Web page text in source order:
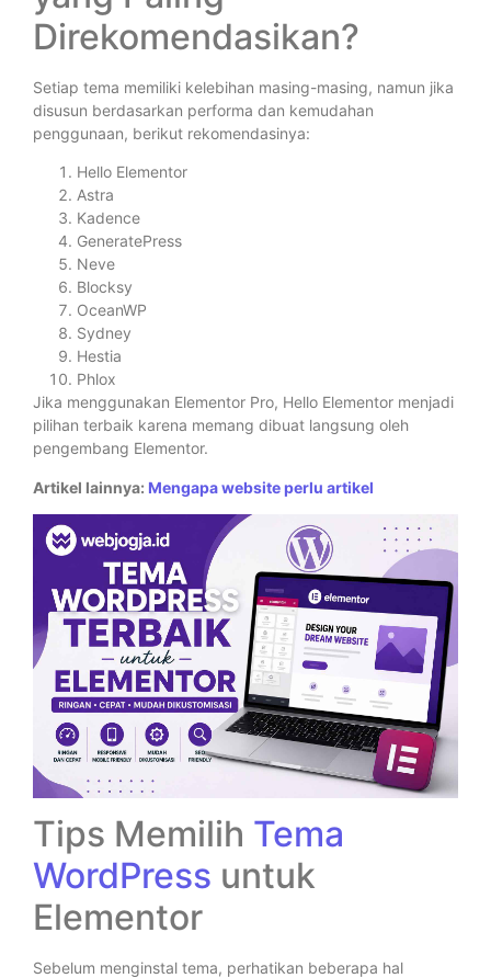
Direkomendasikan?
Setiap tema memiliki kelebihan masing-masing, namun jika
disusun berdasarkan performa dan kemudahan
penggunaan, berikut rekomendasinya:
Hello Elementor
Astra
Kadence
GeneratePress
Neve
Blocksy
OceanWP
Sydney
Hestia
Phlox
Jika menggunakan Elementor Pro, Hello Elementor menjadi
pilihan terbaik karena memang dibuat langsung oleh
pengembang Elementor.
Artikel lainnya: Mengapa website perlu artikel
Tips Memilih Tema
WordPress untuk
Elementor
Sebelum menginstal tema, perhatikan beberapa hal